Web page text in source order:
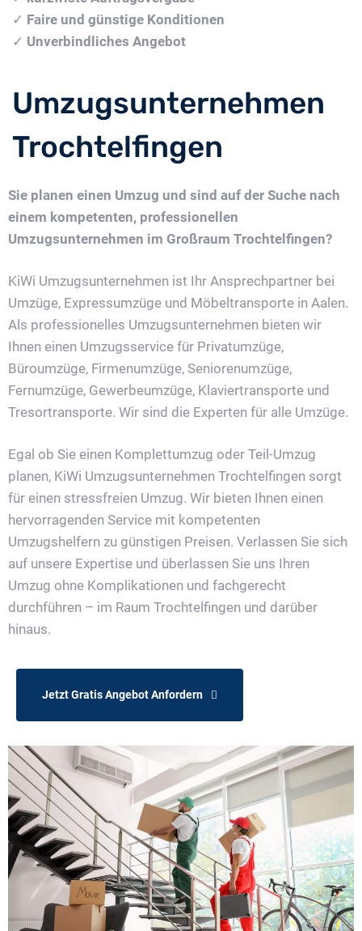
✓ Faire und günstige Konditionen
✓ Unverbindliches Angebot
Umzugsunternehmen
Trochtelfingen
Sie planen einen Umzug und sind auf der Suche nach
einem kompetenten, professionellen
Umzugsunternehmen im Großraum Trochtelfingen?
KiWi Umzugsunternehmen ist Ihr Ansprechpartner bei
Umzüge, Expressumzüge und Möbeltransporte in Aalen.
Als professionelles Umzugsunternehmen bieten wir
Ihnen einen Umzugsservice für Privatumzüge,
Büroumzüge, Firmenumzüge, Seniorenumzüge,
Fernumzüge, Gewerbeumzüge, Klaviertransporte und
Tresortransporte. Wir sind die Experten für alle Umzüge.
Egal ob Sie einen Komplettumzug oder Teil-Umzug
planen, KiWi Umzugsunternehmen Trochtelfingen sorgt
für einen stressfreien Umzug. Wir bieten Ihnen einen
hervorragenden Service mit kompetenten
Umzugshelfern zu günstigen Preisen. Verlassen Sie sich
auf unsere Expertise und überlassen Sie uns Ihren
Umzug ohne Komplikationen und fachgerecht
durchführen – im Raum Trochtelfingen und darüber
hinaus.
Jetzt Gratis Angebot Anfordern